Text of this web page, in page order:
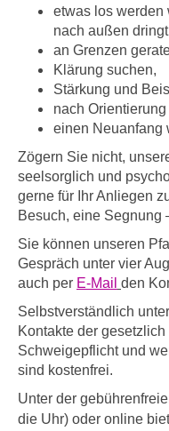
etwas los werden
nach außen
an Grenzen
Klärung suchen,
Stärkung und
nach
einen Neuanfang
Zögern Sie nicht,
seelsorglich und
gerne für Ihr Anliegen
Besuch, eine Segnung
Sie können unseren
Gespräch unter vier
auch per E-Mail den
Selbstverständlich
Kontakte der
Schweigepflicht und
sind kostenfrei.
Unter der
die Uhr) oder online